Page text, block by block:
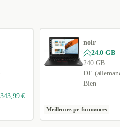
343,99 €
noir
24.0 GB
240 GB
DE
Bien
Meilleures performances